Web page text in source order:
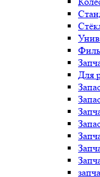
Для